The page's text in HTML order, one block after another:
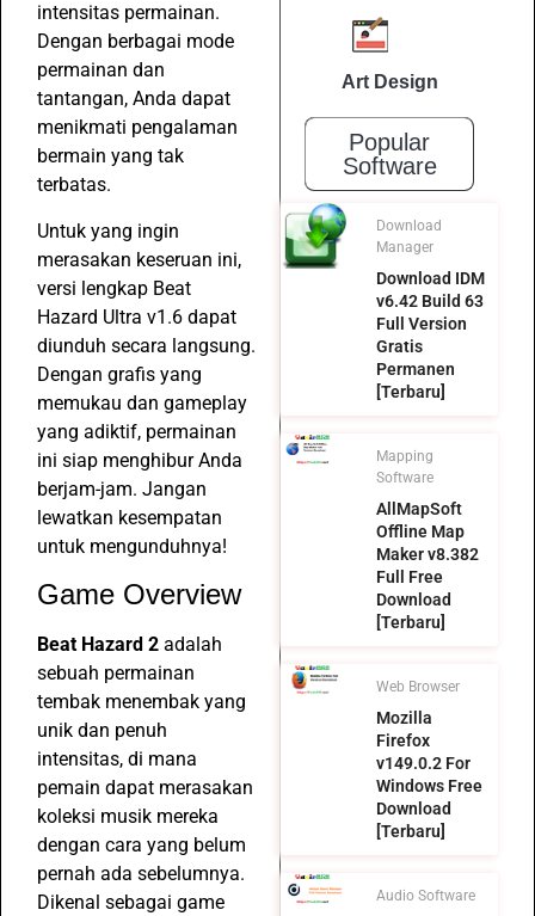
intensitas permainan.
Dengan berbagai mode
permainan dan
tantangan, Anda dapat
menikmati pengalaman
bermain yang tak
terbatas.
Untuk yang ingin
merasakan keseruan ini,
versi lengkap Beat
Hazard Ultra v1.6 dapat
diunduh secara langsung.
Dengan grafis yang
memukau dan gameplay
yang adiktif, permainan
ini siap menghibur Anda
berjam-jam. Jangan
lewatkan kesempatan
untuk mengunduhnya!
Game Overview
Beat Hazard 2 adalah
sebuah permainan
tembak menembak yang
unik dan penuh
intensitas, di mana
pemain dapat merasakan
koleksi musik mereka
dengan cara yang belum
pernah ada sebelumnya.
Dikenal sebagai game
Art Design
Popular
Software
Download
Manager
Download IDM
v6.42 Build 63
Full Version
Gratis
Permanen
[Terbaru]
Mapping
Software
AllMapSoft
Offline Map
Maker v8.382
Full Free
Download
[Terbaru]
Web Browser
Mozilla
Firefox
v149.0.2 For
Windows Free
Download
[Terbaru]
Audio Software